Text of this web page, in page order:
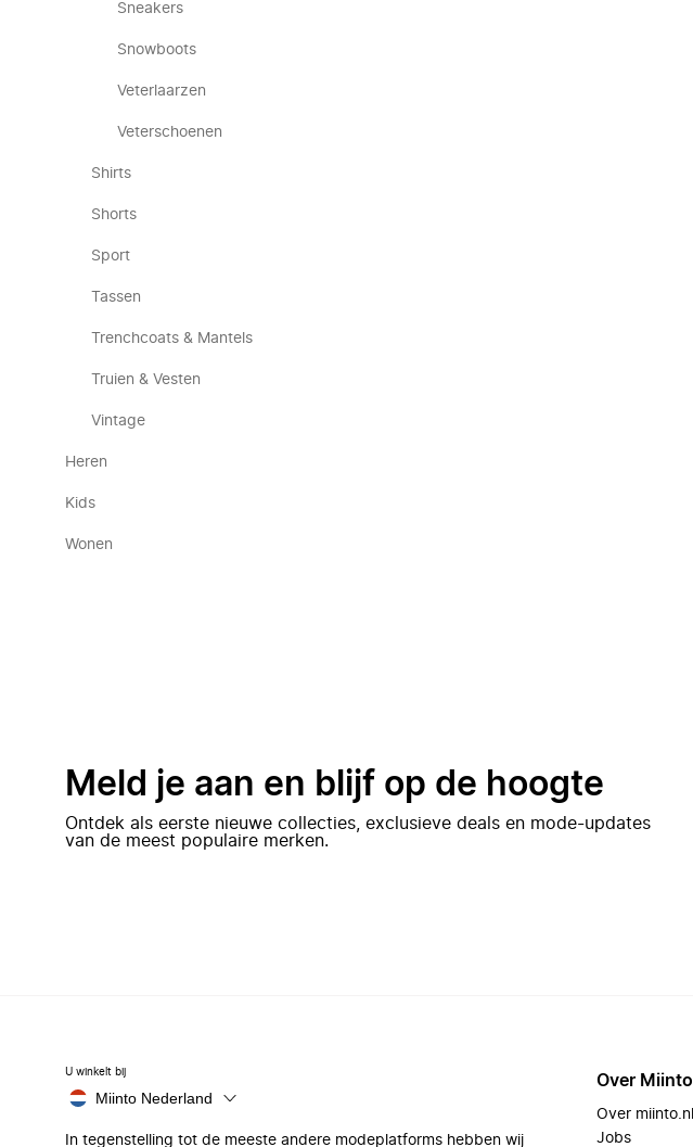
Sneakers
Snowboots
Veterlaarzen
Veterschoenen
Shirts
Shorts
Sport
Tassen
Trenchcoats & Mantels
Truien & Vesten
Vintage
Heren
Kids
Wonen
Meld je aan en blijf op de hoogte
Ontdek als eerste nieuwe collecties, exclusieve deals en mode-updates
van de meest populaire merken.
U winkelt bij
Miinto Nederland
In tegenstelling tot de meeste andere modeplatforms hebben wij
Over Miinto
Over miinto.nl
Jobs